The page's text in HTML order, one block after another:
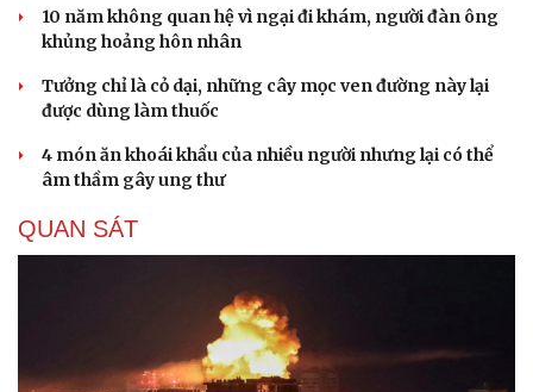
10 năm không quan hệ vì ngại đi khám, người đàn ông
khủng hoảng hôn nhân
Tưởng chỉ là cỏ dại, những cây mọc ven đường này lại
được dùng làm thuốc
4 món ăn khoái khẩu của nhiều người nhưng lại có thể
âm thầm gây ung thư
QUAN SÁT